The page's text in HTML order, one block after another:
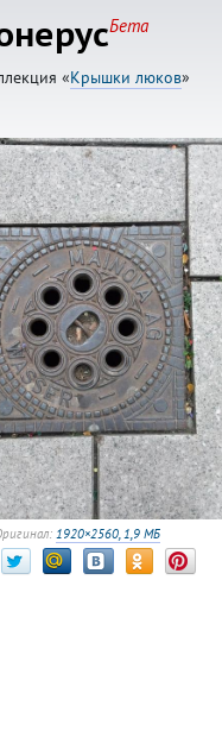
Бета
«Крышки люков»
1920×2560, 1,9 МБ